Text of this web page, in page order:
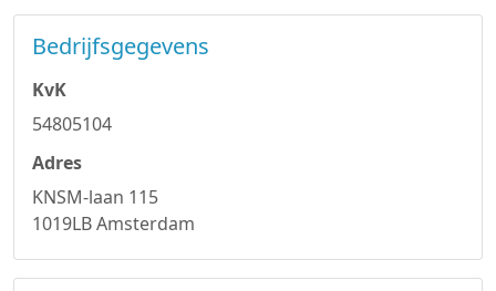
Bedrijfsgegevens
KvK
54805104
Adres
KNSM-laan 115
1019LB Amsterdam